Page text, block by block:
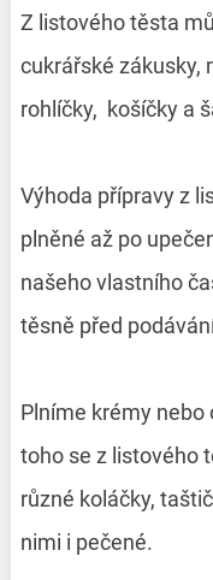
Z listového těsta
cukrářské zákusky,
rohlíčky, košíčky a
Výhoda přípravy z
plněné až po
našeho vlastního
těsně před
Plníme krémy nebo
toho se z listového
různé koláčky,
nimi i pečené.